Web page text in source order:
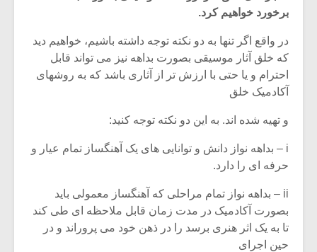
برخورد خواهیم کرد.
در واقع اگر تنها به دو نکته توجه داشته باشیم، خواهیم دید
که خلق آثار موسیقی بصورت بداهه نیز می تواند قابل
احترام و یا حتی با ارزش تر از آثاری باشد که به روشهای
آکادمیک خلق
و تهیه شده اند. به این دو نکته توجه کنید:
i – بداهه نواز دانش و توانایی های یک آهنگساز تمام عیار و
حرفه ای را دارد.
ii – بداهه نواز تمام مراحلی که آهنگساز معمولی باید
بصورت آکادمیک در مدت زمان قابل ملاحظه ای طی کند
تا به یک اثر هنری برسد را در ذهن خود می پروراند و در
حین اجرای